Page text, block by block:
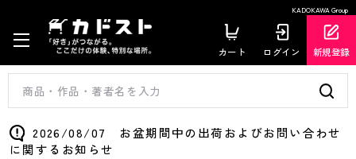
KADOKAWA Group
カート ログイン 新規登録
2026/08/07 お盆期間中の出荷およびお問い合わせ
に関するお知らせ